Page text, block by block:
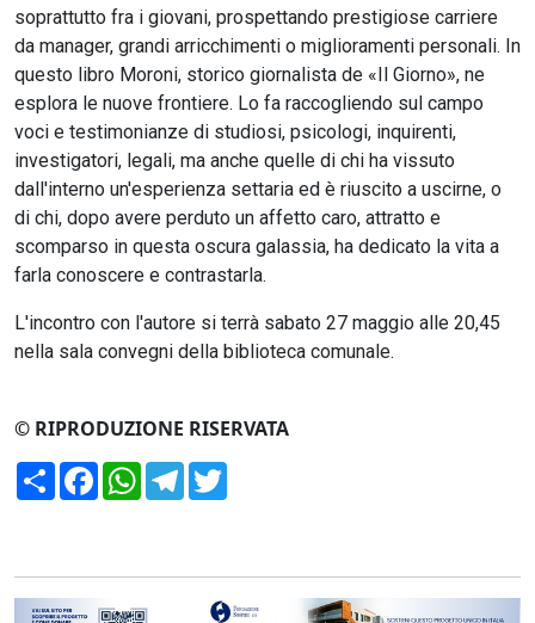
soprattutto fra i giovani, prospettando prestigiose carriere
da manager, grandi arricchimenti o miglioramenti personali. In
questo libro Moroni, storico giornalista de «Il Giorno», ne
esplora le nuove frontiere. Lo fa raccogliendo sul campo
voci e testimonianze di studiosi, psicologi, inquirenti,
investigatori, legali, ma anche quelle di chi ha vissuto
dall'interno un'esperienza settaria ed è riuscito a uscirne, o
di chi, dopo avere perduto un affetto caro, attratto e
scomparso in questa oscura galassia, ha dedicato la vita a
farla conoscere e contrastarla.
L'incontro con l'autore si terrà sabato 27 maggio alle 20,45
nella sala convegni della biblioteca comunale.
© RIPRODUZIONE RISERVATA
CondividiFacebookWhatsApp
Telegram